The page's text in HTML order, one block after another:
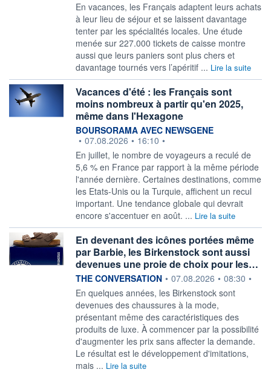
En vacances, les Français adaptent leurs achats
à leur lieu de séjour et se laissent davantage
tenter par les spécialités locales. Une étude
menée sur 227.000 tickets de caisse montre
aussi que leurs paniers sont plus chers et
davantage tournés vers l’apéritif ... Lire la suite
Vacances d'été : les Français sont
moins nombreux à partir qu'en 2025,
même dans l'Hexagone
information fournie par
BOURSORAMA AVEC NEWSGENE
• 07.08.2026 • 16:10 •
En juillet, le nombre de voyageurs a reculé de
5,6 % en France par rapport à la même période
l'année dernière. Certaines destinations, comme
les Etats-Unis ou la Turquie, affichent un recul
important. Une tendance globale qui devrait
encore s'accentuer en août. ... Lire la suite
En devenant des icônes portées même
par Barbie, les Birkenstock sont aussi
devenues une proie de choix pour les…
information fournie par
THE CONVERSATION • 07.08.2026 • 08:30 •
En quelques années, les Birkenstock sont
devenues des chaussures à la mode,
présentant même des caractéristiques des
produits de luxe. À commencer par la possibilité
d'augmenter les prix sans affecter la demande.
Le résultat est le développement d'imitations,
mais ... Lire la suite